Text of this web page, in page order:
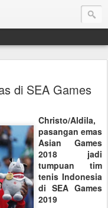
di SEA Games
Christo/Aldila,
pasangan emas
Asian Games
2018 jadi
tumpuan tim
tenis Indonesia
di SEA Games
2019